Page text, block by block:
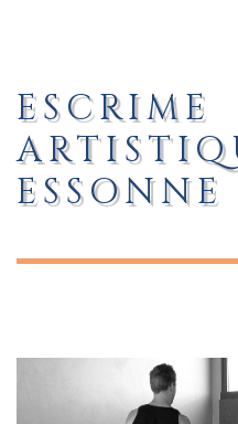
ESCRIME
ESSONNE